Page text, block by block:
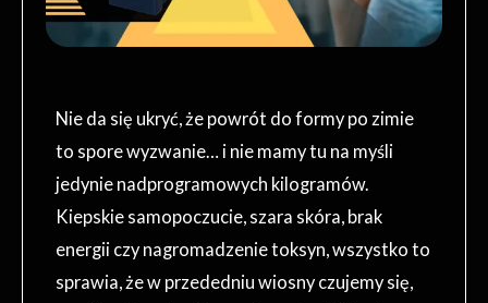
Nie da się ukryć, że powrót do formy po zimie
to spore wyzwanie… i nie mamy tu na myśli
jedynie nadprogramowych kilogramów.
Kiepskie samopoczucie, szara skóra, brak
energii czy nagromadzenie toksyn, wszystko to
sprawia, że w przededniu wiosny czujemy się,